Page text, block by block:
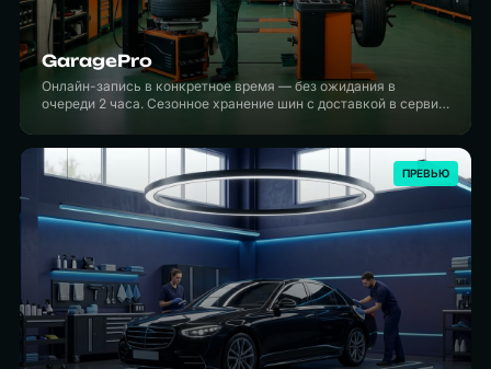
GaragePro
Онлайн-запись в конкретное время — без ожидания в
очереди 2 часа. Сезонное хранение шин с доставкой в сервис:
ПРЕВЬЮ